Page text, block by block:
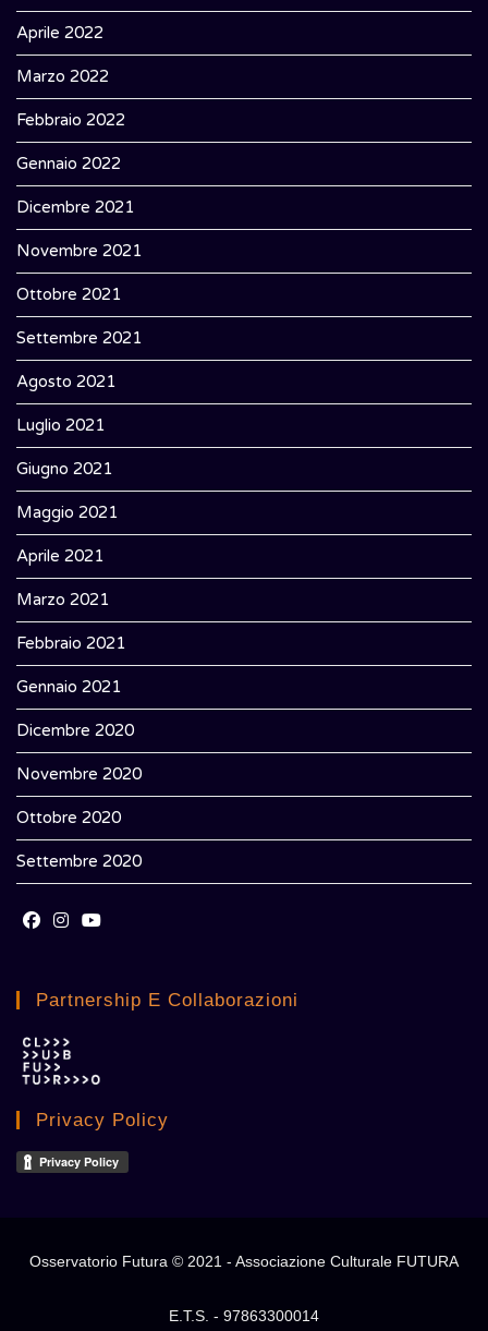
Aprile 2022
Marzo 2022
Febbraio 2022
Gennaio 2022
Dicembre 2021
Novembre 2021
Ottobre 2021
Settembre 2021
Agosto 2021
Luglio 2021
Giugno 2021
Maggio 2021
Aprile 2021
Marzo 2021
Febbraio 2021
Gennaio 2021
Dicembre 2020
Novembre 2020
Ottobre 2020
Settembre 2020
tab
a
tab
a
Partnership E Collaborazioni
Privacy Policy
Osservatorio Futura © 2021 - Associazione Culturale FUTURA
E.T.S. - 97863300014